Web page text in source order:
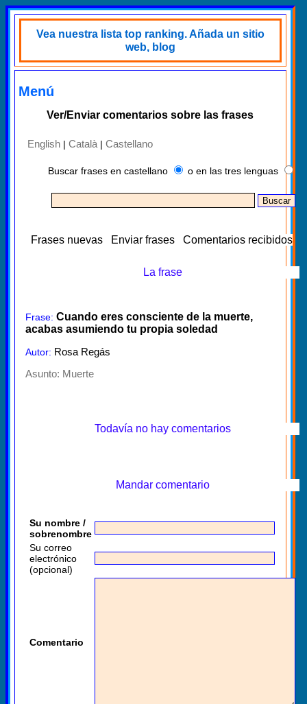
Vea nuestra lista top ranking. Añada un sitio
web, blog
Menú
Ver/Enviar comentarios sobre las frases
English | Català | Castellano
Buscar frases en castellano o en las tres lenguas
Frases nuevas Enviar frases Comentarios recibidos
La frase
Frase: Cuando eres consciente de la muerte,
acabas asumiendo tu propia soledad
Autor: Rosa Regás
Asunto: Muerte
Todavía no hay comentarios
Mandar comentario
Su nombre /
sobrenombre
Su correo
electrónico
(opcional)
Comentario